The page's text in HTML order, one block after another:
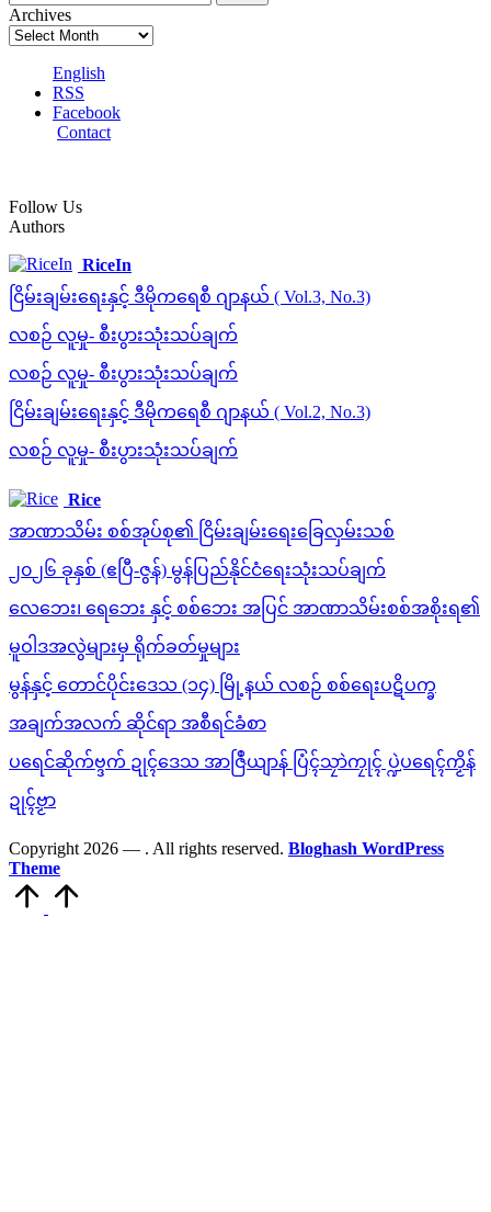
Archives
English
RSS
Facebook
Contact
Follow Us
Authors
RiceIn
ငြိမ်းချမ်းရေးနှင့် ဒီမိုကရေစီ ဂျာနယ် ( Vol.3, No.3)
လစဉ် လူမှု- စီးပွားသုံးသပ်ချက်
လစဉ် လူမှု- စီးပွားသုံးသပ်ချက်
ငြိမ်းချမ်းရေးနှင့် ဒီမိုကရေစီ ဂျာနယ် ( Vol.2, No.3)
လစဉ် လူမှု- စီးပွားသုံးသပ်ချက်
Rice
အာဏာသိမ်း စစ်အုပ်စု၏ ငြိမ်းချမ်းရေးခြေလှမ်းသစ်
၂၀၂၆ ခုနှစ် (ဧပြီ-ဇွန်) မွန်ပြည်နိုင်ငံရေးသုံးသပ်ချက်
လေဘေး၊ ရေဘေး နှင့် စစ်ဘေး အပြင် အာဏာသိမ်းစစ်အစိုးရ၏
မူဝါဒအလွဲများမှ ရိုက်ခတ်မှုများ
မွန်နှင့် တောင်ပိုင်းဒေသ (၁၄) မြို့နယ် လစဉ် စစ်ရေးပဋိပက္ခ
အချက်အလက် ဆိုင်ရာ အစီရင်ခံစာ
ပရေင်ဆိုက်ဗ္ဒက် ဍုၚ်ဒေသ အာဇြဳယျာန် ပြံၚ်သၠာဲကၠုၚ် ပ္ဍဲပရေၚ်ကၟိန်
ဍုၚ်ဗၟာ
Copyright 2026 — . All rights reserved. Bloghash WordPress
Theme